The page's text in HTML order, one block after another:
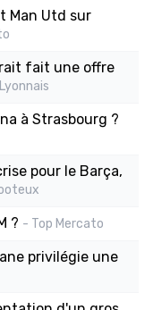
Man Utd sur
fait une offre
à Strasbourg ?
pour le Barça,
? - Top Mercato
privilégie une